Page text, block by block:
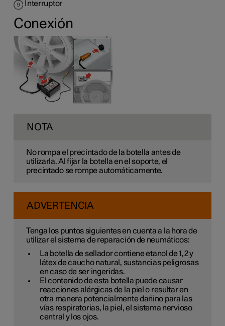
Interruptor
Conexión
NOTA
No rompa el precintado de la botella antes de
utilizarla. Al fijar la botella en el soporte, el
precintado se rompe automáticamente.
ADVERTENCIA
Tenga los puntos siguientes en cuenta a la hora de
utilizar el sistema de reparación de neumáticos:
La botella de sellador contiene etanol de 1,2 y
látex de caucho natural, sustancias peligrosas
en caso de ser ingeridas.
El contenido de esta botella puede causar
reacciones alérgicas de la piel o resultar en
otra manera potencialmente dañino para las
vías respiratorias, la piel, el sistema nervioso
central y los ojos.